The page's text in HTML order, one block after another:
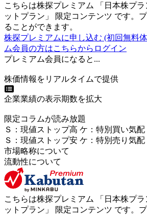
こちらは株探プレミアム 「 日本株プラ
ットプラン 」 限定コンテンツ です。
ることができます。
株探プレミアムに申し込む (初回無料
ム会員の方はこちらからログイン
プレミアム会員になると...
株価情報をリアルタイムで提供
企業業績の表示期数を拡大
限定コラムが読み放題
Ｓ ： 現値ストップ高 ケ ： 特別買い気配
Ｓ ： 現値ストップ安 ケ ： 特別売 り 気配
市場略称について
流動性について
こちらは株探プレミアム 「 日本株プラ
ットプラン 」 限定コンテンツ です。